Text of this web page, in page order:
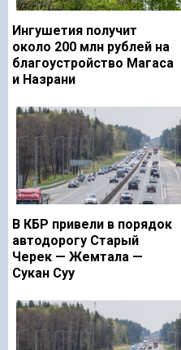
Ингушетия получит
около 200 млн рублей на
благоустройство Магаса
и Назрани
В КБР привели в порядок
автодорогу Старый
Черек — Жемтала —
Сукан Суу